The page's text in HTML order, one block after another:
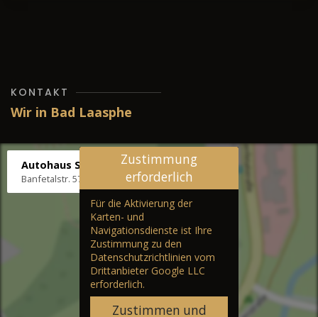
KONTAKT
Wir in Bad Laasphe
Autohaus Stenger
Banfetalstr. 57, 57334 Bad Laasphe
Zustimmung
erforderlich
Für die Aktivierung der
Karten- und
Navigationsdienste ist Ihre
Zustimmung zu den
Datenschutzrichtlinien vom
Drittanbieter Google LLC
erforderlich.
Zustimmen und